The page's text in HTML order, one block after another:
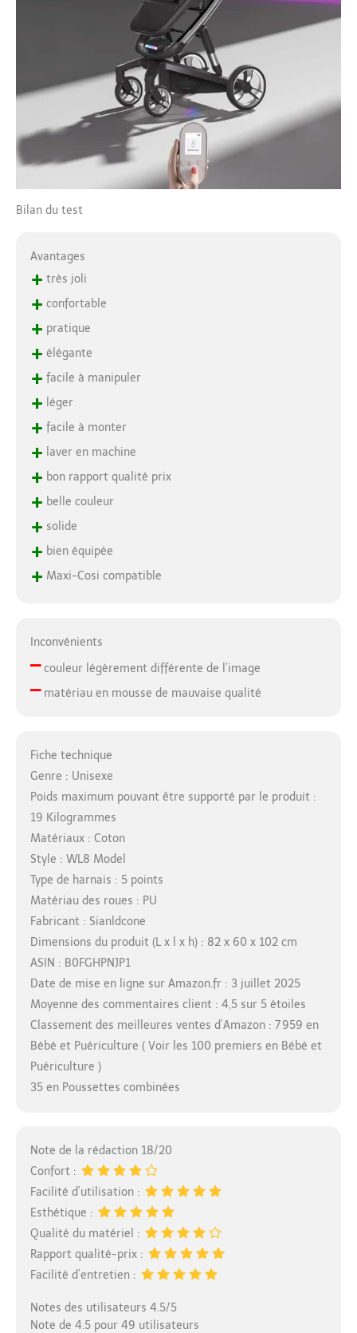
plus chaud. L'angle du
dossier du panier est
réglable, ce qui permet à
bébé de trouver sa
position. Ce parasol
landau bébé est doté
d'un puits de lumière
panoramique, ce qui
vous permet d'observer
et d'interagir avec votre
bébé.
Bilan du test
Avantages
+ très joli
+ confortable
+ pratique
+ élégante
+ facile à manipuler
+ léger
+ facile à monter
+ laver en machine
+ bon rapport qualité prix
+ belle couleur
+ solide
+ bien équipée
+ Maxi-Cosi compatible
Inconvénients
–couleur légèrement différente de l’image
–matériau en mousse de mauvaise qualité
Fiche technique
Genre : Unisexe
Poids maximum pouvant être supporté par le produit :
19 Kilogrammes
Matériaux : Coton
Style : WL8 Model
Type de harnais : 5 points
Matériau des roues : PU
Fabricant : Sianldcone
Dimensions du produit (L x l x h) : 82 x 60 x 102 cm
ASIN : B0FGHPNJP1
Date de mise en ligne sur Amazon.fr : 3 juillet 2025
Moyenne des commentaires client : 4,5 sur 5 étoiles
Classement des meilleures ventes d’Amazon : 7 959 en
Bébé et Puériculture ( Voir les 100 premiers en Bébé et
Puériculture )
35 en Poussettes combinées
Note de la rédaction 18/20
Confort :
Facilité d’utilisation :
Esthétique :
Qualité du matériel :
Rapport qualité-prix :
Facilité d’entretien :
Notes des utilisateurs 4.5/5
Note de 4.5 pour 49 utilisateurs